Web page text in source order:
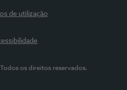
de utilização
os direitos reservados.